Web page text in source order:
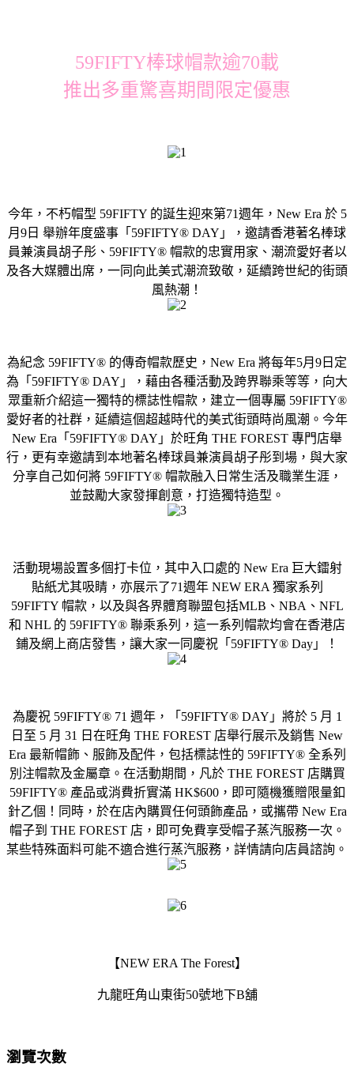
59FIFTY棒球帽款逾70載
推出多重驚喜期間限定優惠
今年，不朽帽型 59FIFTY 的誕生迎來第71週年，New Era 於 5
月9日 舉辦年度盛事「59FIFTY® DAY」，邀請香港著名棒球
員兼演員胡子彤、59FIFTY® 帽款的忠實用家、潮流愛好者以
及各大媒體出席，一同向此美式潮流致敬，延續跨世紀的街頭
風熱潮！
為紀念 59FIFTY® 的傳奇帽款歷史，New Era 將每年5月9日定
為「59FIFTY® DAY」，藉由各種活動及跨界聯乘等等，向大
眾重新介紹這一獨特的標誌性帽款，建立一個專屬 59FIFTY®
愛好者的社群，延續這個超越時代的美式街頭時尚風潮。今年
New Era「59FIFTY® DAY」於旺角 THE FOREST 專門店舉
行，更有幸邀請到本地著名棒球員兼演員胡子彤到場，與大家
分享自己如何將 59FIFTY® 帽款融入日常生活及職業生涯，
並鼓勵大家發揮創意，打造獨特造型。
活動現場設置多個打卡位，其中入口處的 New Era 巨大鐳射
貼紙尤其吸睛，亦展示了71週年 NEW ERA 獨家系列
59FIFTY 帽款，以及與各界體育聯盟包括MLB、NBA、NFL
和 NHL 的 59FIFTY® 聯乘系列，這一系列帽款均會在香港店
鋪及網上商店發售，讓大家一同慶祝「59FIFTY® Day」！
為慶祝 59FIFTY® 71 週年，「59FIFTY® DAY」將於 5 月 1
日至 5 月 31 日在旺角 THE FOREST 店舉行展示及銷售 New
Era 最新帽飾、服飾及配件，包括標誌性的 59FIFTY® 全系列
別注帽款及金屬章。在活動期間，凡於 THE FOREST 店購買
59FIFTY® 產品或消費折實滿 HK$600，即可隨機獲贈限量釦
針乙個！同時，於在店內購買任何頭飾產品，或攜帶 New Era
帽子到 THE FOREST 店，即可免費享受帽子蒸汽服務一次。
某些特殊面料可能不適合進行蒸汽服務，詳情請向店員諮詢。
【NEW ERA The Forest】
九龍旺角山東街50號地下B舖
瀏覽次數